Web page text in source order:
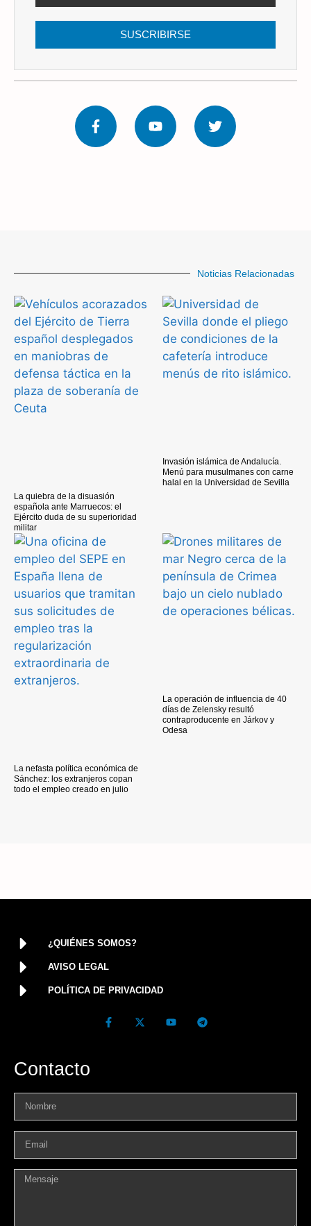
SUSCRIBIRSE
Noticias Relacionadas
La quiebra de la disuasión
española ante Marruecos: el
Ejército duda de su superioridad
militar
Invasión islámica de Andalucía.
Menú para musulmanes con carne
halal en la Universidad de Sevilla
La nefasta política económica de
Sánchez: los extranjeros copan
todo el empleo creado en julio
La operación de influencia de 40
días de Zelensky resultó
contraproducente en Járkov y
Odesa
¿QUIÉNES SOMOS?
AVISO LEGAL
POLÍTICA DE PRIVACIDAD
Contacto